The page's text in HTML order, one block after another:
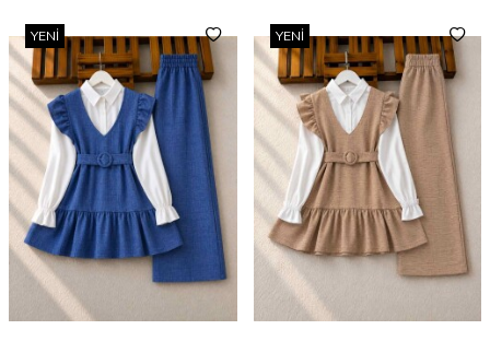
YENI YENI